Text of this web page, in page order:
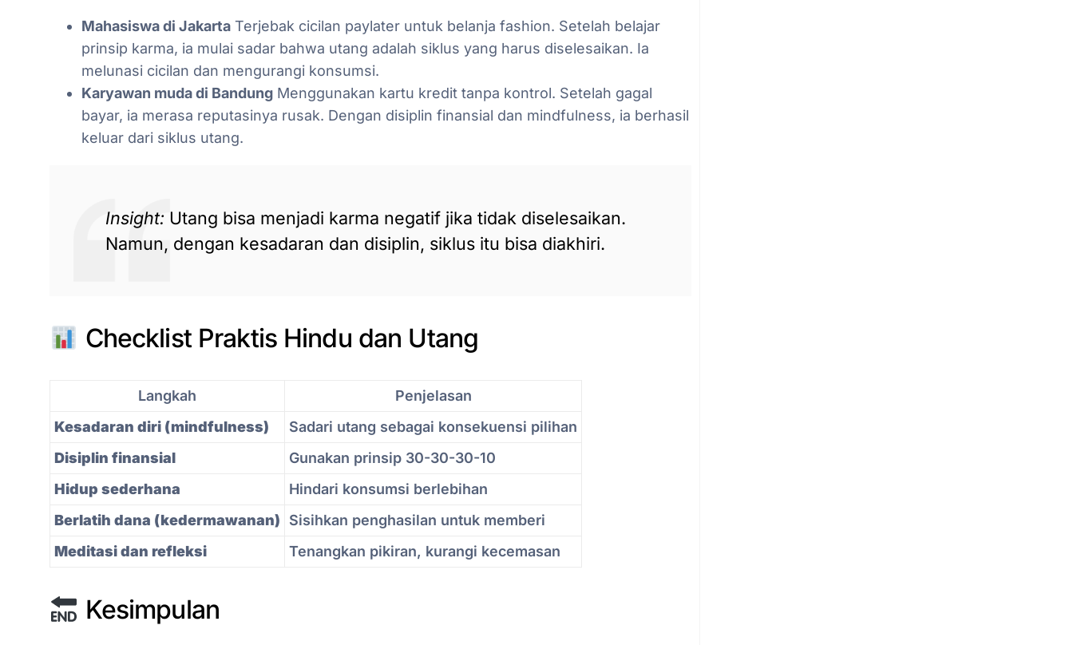
Mahasiswa di Jakarta Terjebak cicilan paylater untuk belanja fashion. Setelah belajar
prinsip karma, ia mulai sadar bahwa utang adalah siklus yang harus diselesaikan. Ia
melunasi cicilan dan mengurangi konsumsi.
Karyawan muda di Bandung Menggunakan kartu kredit tanpa kontrol. Setelah gagal
bayar, ia merasa reputasinya rusak. Dengan disiplin finansial dan mindfulness, ia berhasil
keluar dari siklus utang.
Insight: Utang bisa menjadi karma negatif jika tidak diselesaikan.
Namun, dengan kesadaran dan disiplin, siklus itu bisa diakhiri.
Checklist Praktis Hindu dan Utang
Langkah
Penjelasan
Kesadaran diri (mindfulness)
Sadari utang sebagai konsekuensi pilihan
Disiplin finansial
Gunakan prinsip 30-30-30-10
Hidup sederhana
Hindari konsumsi berlebihan
Berlatih dana (kedermawanan)
Sisihkan penghasilan untuk memberi
Meditasi dan refleksi
Tenangkan pikiran, kurangi kecemasan
Kesimpulan